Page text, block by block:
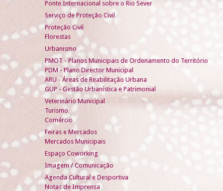
Ponte Internacional sobre o Rio Sever
Serviço de Proteção Civil
Proteção Civil
Florestas
Urbanismo
PMOT - Planos Municipais de Ordenamento do Território
PDM - Plano Director Municipal
ARU - Áreas de Reabilitação Urbana
GUP - Gestão Urbanística e Patrimonial
Veterinário Municipal
Turismo
Comércio
Feiras e Mercados
Mercados Municipais
Espaço Coworking
Imagem / Comunicação
Agenda Cultural e Desportiva
Notas de Imprensa